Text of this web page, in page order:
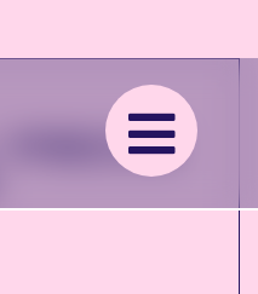
FRECCE